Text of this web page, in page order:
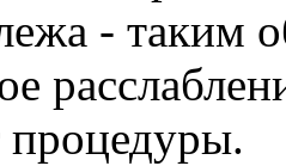
- таким
процедуры.